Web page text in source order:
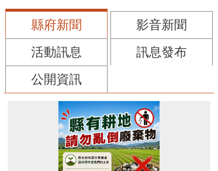
縣府新聞
影音新聞
活動訊息
訊息發布
公開資訊